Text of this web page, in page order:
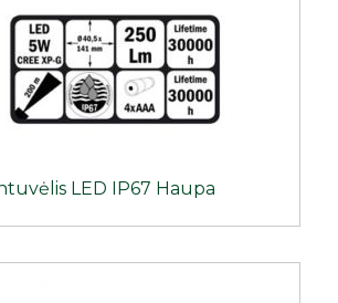
LED IP67 Haupa